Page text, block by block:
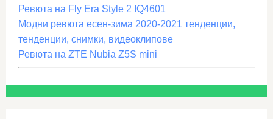
Ревюта на Fly Era Style 2 IQ4601
Модни ревюта есен-зима 2020-2021 тенденции,
тенденции, снимки, видеоклипове
Ревюта на ZTE Nubia Z5S mini